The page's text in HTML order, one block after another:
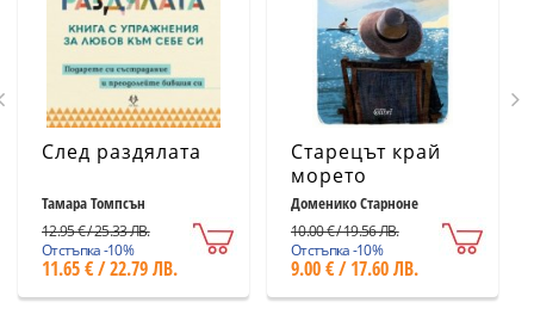
След раздялата
Тамара Томпсън
12.95 € / 25.33 ЛВ.
Отстъпка -10%
11.65 € / 22.79 ЛВ.
Старецът край
морето
Доменико Старноне
10.00 € / 19.56 ЛВ.
Отстъпка -10%
9.00 € / 17.60 ЛВ.